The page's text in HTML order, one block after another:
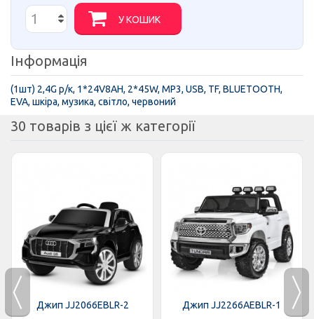
У КОШИК
Інформація
(1шт) 2,4G р/к, 1*24V8AH, 2*45W, MP3, USB, TF, BLUETOOTH,
EVA, шкіра, музика, світло, червоний
30 товарів з цієї ж категорії
Джип JJ2066EBLR-2 Джип JJ2266AEBLR-1